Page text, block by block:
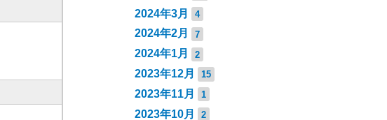
2024年3月 4
2024年2月 7
2024年1月 2
2023年12月 15
2023年11月 1
2023年10月 2